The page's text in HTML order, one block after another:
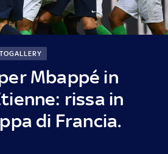
Mbappé in
rissa in
di Francia.